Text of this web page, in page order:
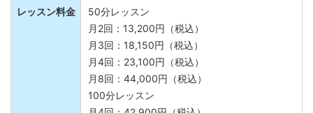
レッスン料金
50分レッスン
月2回：13,200円（税込）
月3回：18,150円（税込）
月4回：23,100円（税込）
月8回：44,000円（税込）
100分レッスン